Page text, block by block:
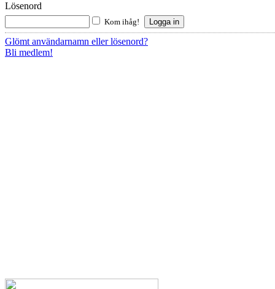
Lösenord
Kom ihåg!
Glömt användarnamn eller lösenord?
Bli medlem!